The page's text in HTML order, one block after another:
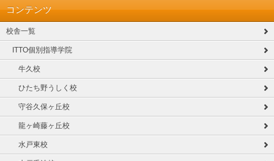
コンテンツ
校舎一覧
ITTO個別指導学院
牛久校
ひたち野うしく校
守谷久保ヶ丘校
龍ヶ崎藤ヶ丘校
水戸東校